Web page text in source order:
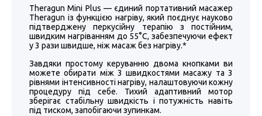
Theragun Mini Plus — єдиний портативний масажер
Theragun із функцією нагріву, який поєднує науково
підтверджену перкусійну терапію з постійним,
швидким нагріванням до 55°C, забезпечуючи ефект
у 3 рази швидше, ніж масаж без нагріву.*
Завдяки простому керуванню двома кнопками ви
можете обирати між 3 швидкостями масажу та 3
рівнями інтенсивності нагріву, налаштовуючи кожну
процедуру під себе. Тихий адаптивний мотор
зберігає стабільну швидкість і потужність навіть
під тиском, запобігаючи зупинкам.